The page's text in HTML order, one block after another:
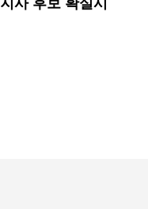
사 후보 확실시